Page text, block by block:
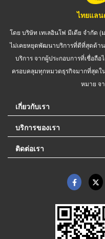
ไทยแลน
โดย บริษัท เทเลอินโฟ มีเดีย จำกัด
ไม่เคยหยุดพัฒนาบริการที่ดีที่สุดด้า
บริการ จากผู้ประกอบการที่เชื่อถื
ครอบคลุมทุกหมวดธุรกิจมากที่สุดใ
หมาย จ
เกี่ยวกับเรา
บริการของเรา
ติดต่อเรา